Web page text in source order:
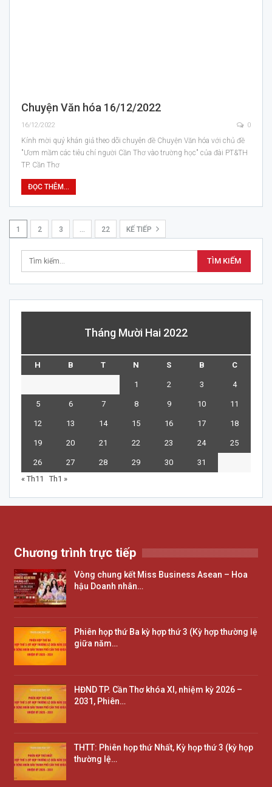
Chuyện Văn hóa 16/12/2022
16/12/2022 0
Kính mời quý khán giả theo dõi chuyên đề Chuyện Văn hóa với chủ đề
"Ươm mầm các tiêu chí người Cần Thơ vào trường học" của đài PT&TH
TP. Cần Thơ
ĐỌC THÊM...
1 2 3 … 22 KẾ TIẾP
Tháng Mười Hai 2022
H B T N S B C
1 2 3 4
5 6 7 8 9 10 11
12 13 14 15 16 17 18
19 20 21 22 23 24 25
26 27 28 29 30
31
« Th11
Th1 »
Chương trình trực tiếp
Vòng chung kết Miss Business Asean – Hoa
hậu Doanh nhân…
Phiên họp thứ Ba kỳ hợp thứ 3 (Kỳ hợp thường lệ
giữa năm…
HĐND TP. Cần Thơ khóa XI, nhiệm kỳ 2026 –
2031, Phiên…
THTT: Phiên họp thứ Nhất, Kỳ họp thứ 3 (kỳ họp
thường lệ…